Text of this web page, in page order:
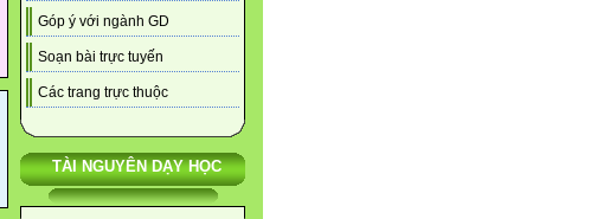
Góp ý với ngành GD
Soạn bài trực tuyến
Các trang trực thuộc
TÀI NGUYÊN DẠY HỌC